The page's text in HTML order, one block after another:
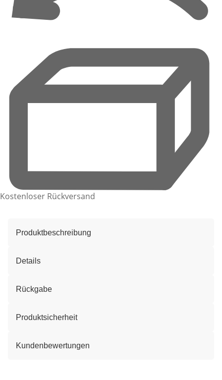
Kostenloser Rückversand
Produktbeschreibung
Details
Rückgabe
Produktsicherheit
Kundenbewertungen